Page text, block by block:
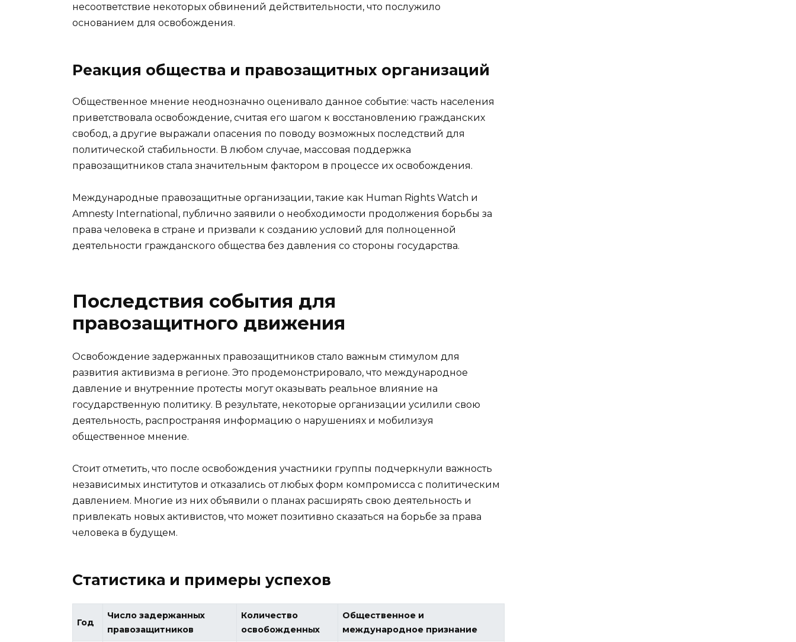
несоответствие некоторых обвинений действительности, что послужило
основанием для освобождения.
Реакция общества и правозащитных организаций
Общественное мнение неоднозначно оценивало данное событие: часть населения
приветствовала освобождение, считая его шагом к восстановлению гражданских
свобод, а другие выражали опасения по поводу возможных последствий для
политической стабильности. В любом случае, массовая поддержка
правозащитников стала значительным фактором в процессе их освобождения.
Международные правозащитные организации, такие как Human Rights Watch и
Amnesty International, публично заявили о необходимости продолжения борьбы за
права человека в стране и призвали к созданию условий для полноценной
деятельности гражданского общества без давления со стороны государства.
Последствия события для
правозащитного движения
Освобождение задержанных правозащитников стало важным стимулом для
развития активизма в регионе. Это продемонстрировало, что международное
давление и внутренние протесты могут оказывать реальное влияние на
государственную политику. В результате, некоторые организации усилили свою
деятельность, распространяя информацию о нарушениях и мобилизуя
общественное мнение.
Стоит отметить, что после освобождения участники группы подчеркнули важность
независимых институтов и отказались от любых форм компромисса с политическим
давлением. Многие из них объявили о планах расширять свою деятельность и
привлекать новых активистов, что может позитивно сказаться на борьбе за права
человека в будущем.
Статистика и примеры успехов
Год
Число задержанных
правозащитников
Количество
освобожденных
Общественное и
международное признание